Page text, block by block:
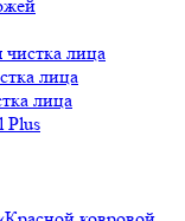
лица
лица
лица
Plus